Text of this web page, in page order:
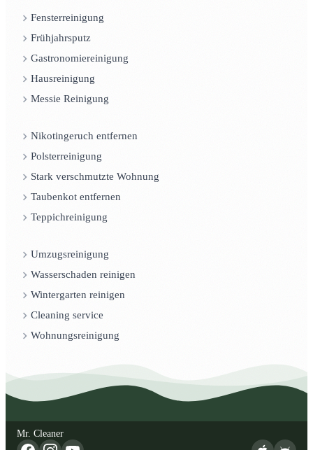
Fensterreinigung
Frühjahrsputz
Gastronomiereinigung
Hausreinigung
Messie Reinigung
Nikotingeruch entfernen
Polsterreinigung
Stark verschmutzte Wohnung
Taubenkot entfernen
Teppichreinigung
Umzugsreinigung
Wasserschaden reinigen
Wintergarten reinigen
Cleaning service
Wohnungsreinigung
Mr. Cleaner